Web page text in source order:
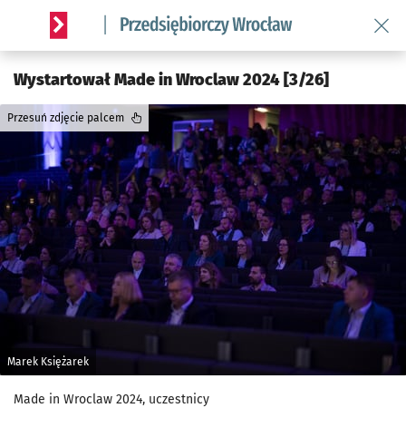
Serwis informacyjny wroclaw.pl podserwis: Strategia
Wystartował Made in Wroclaw 2024 [3/26]
Marek Księżarek
Przesuń zdjęcie palcem
Made in Wroclaw 2024, uczestnicy